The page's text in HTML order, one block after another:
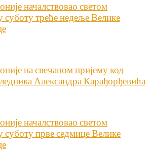
началствовао светом
суботу треће недеље Велике
на свечаном пријему код
Александра Карађорђевића
началствовао светом
суботу прве седмице Велике